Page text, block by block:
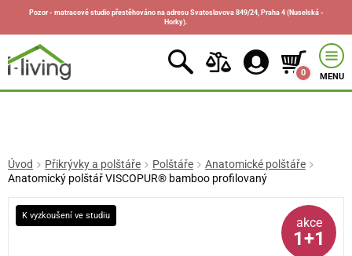
Pozor - matracové studio přestěhováno na adresu Svatoslavova 849/24, Praha 4 (Nuselská -
Horky).
0 MENU
Úvod Přikrývky a polštáře Polštáře
Anatomické polštáře
Anatomický polštář VISCOPUR® bamboo profilovaný
K vyzkoušení ve studiu akce
1+1